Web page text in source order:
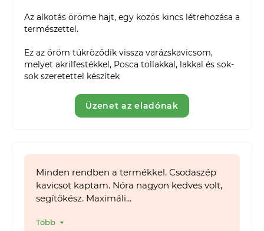
Az alkotás öröme hajt, egy közös kincs létrehozása a
természettel.
Ez az öröm tükröződik vissza varázskavicsom,
melyet akrilfestékkel, Posca tollakkal, lakkal és sok-
sok szeretettel készítek
Üzenet az eladónak
Minden rendben a termékkel. Csodaszép
kavicsot kaptam. Nóra nagyon kedves volt,
segítőkész. Maximáli...
Több